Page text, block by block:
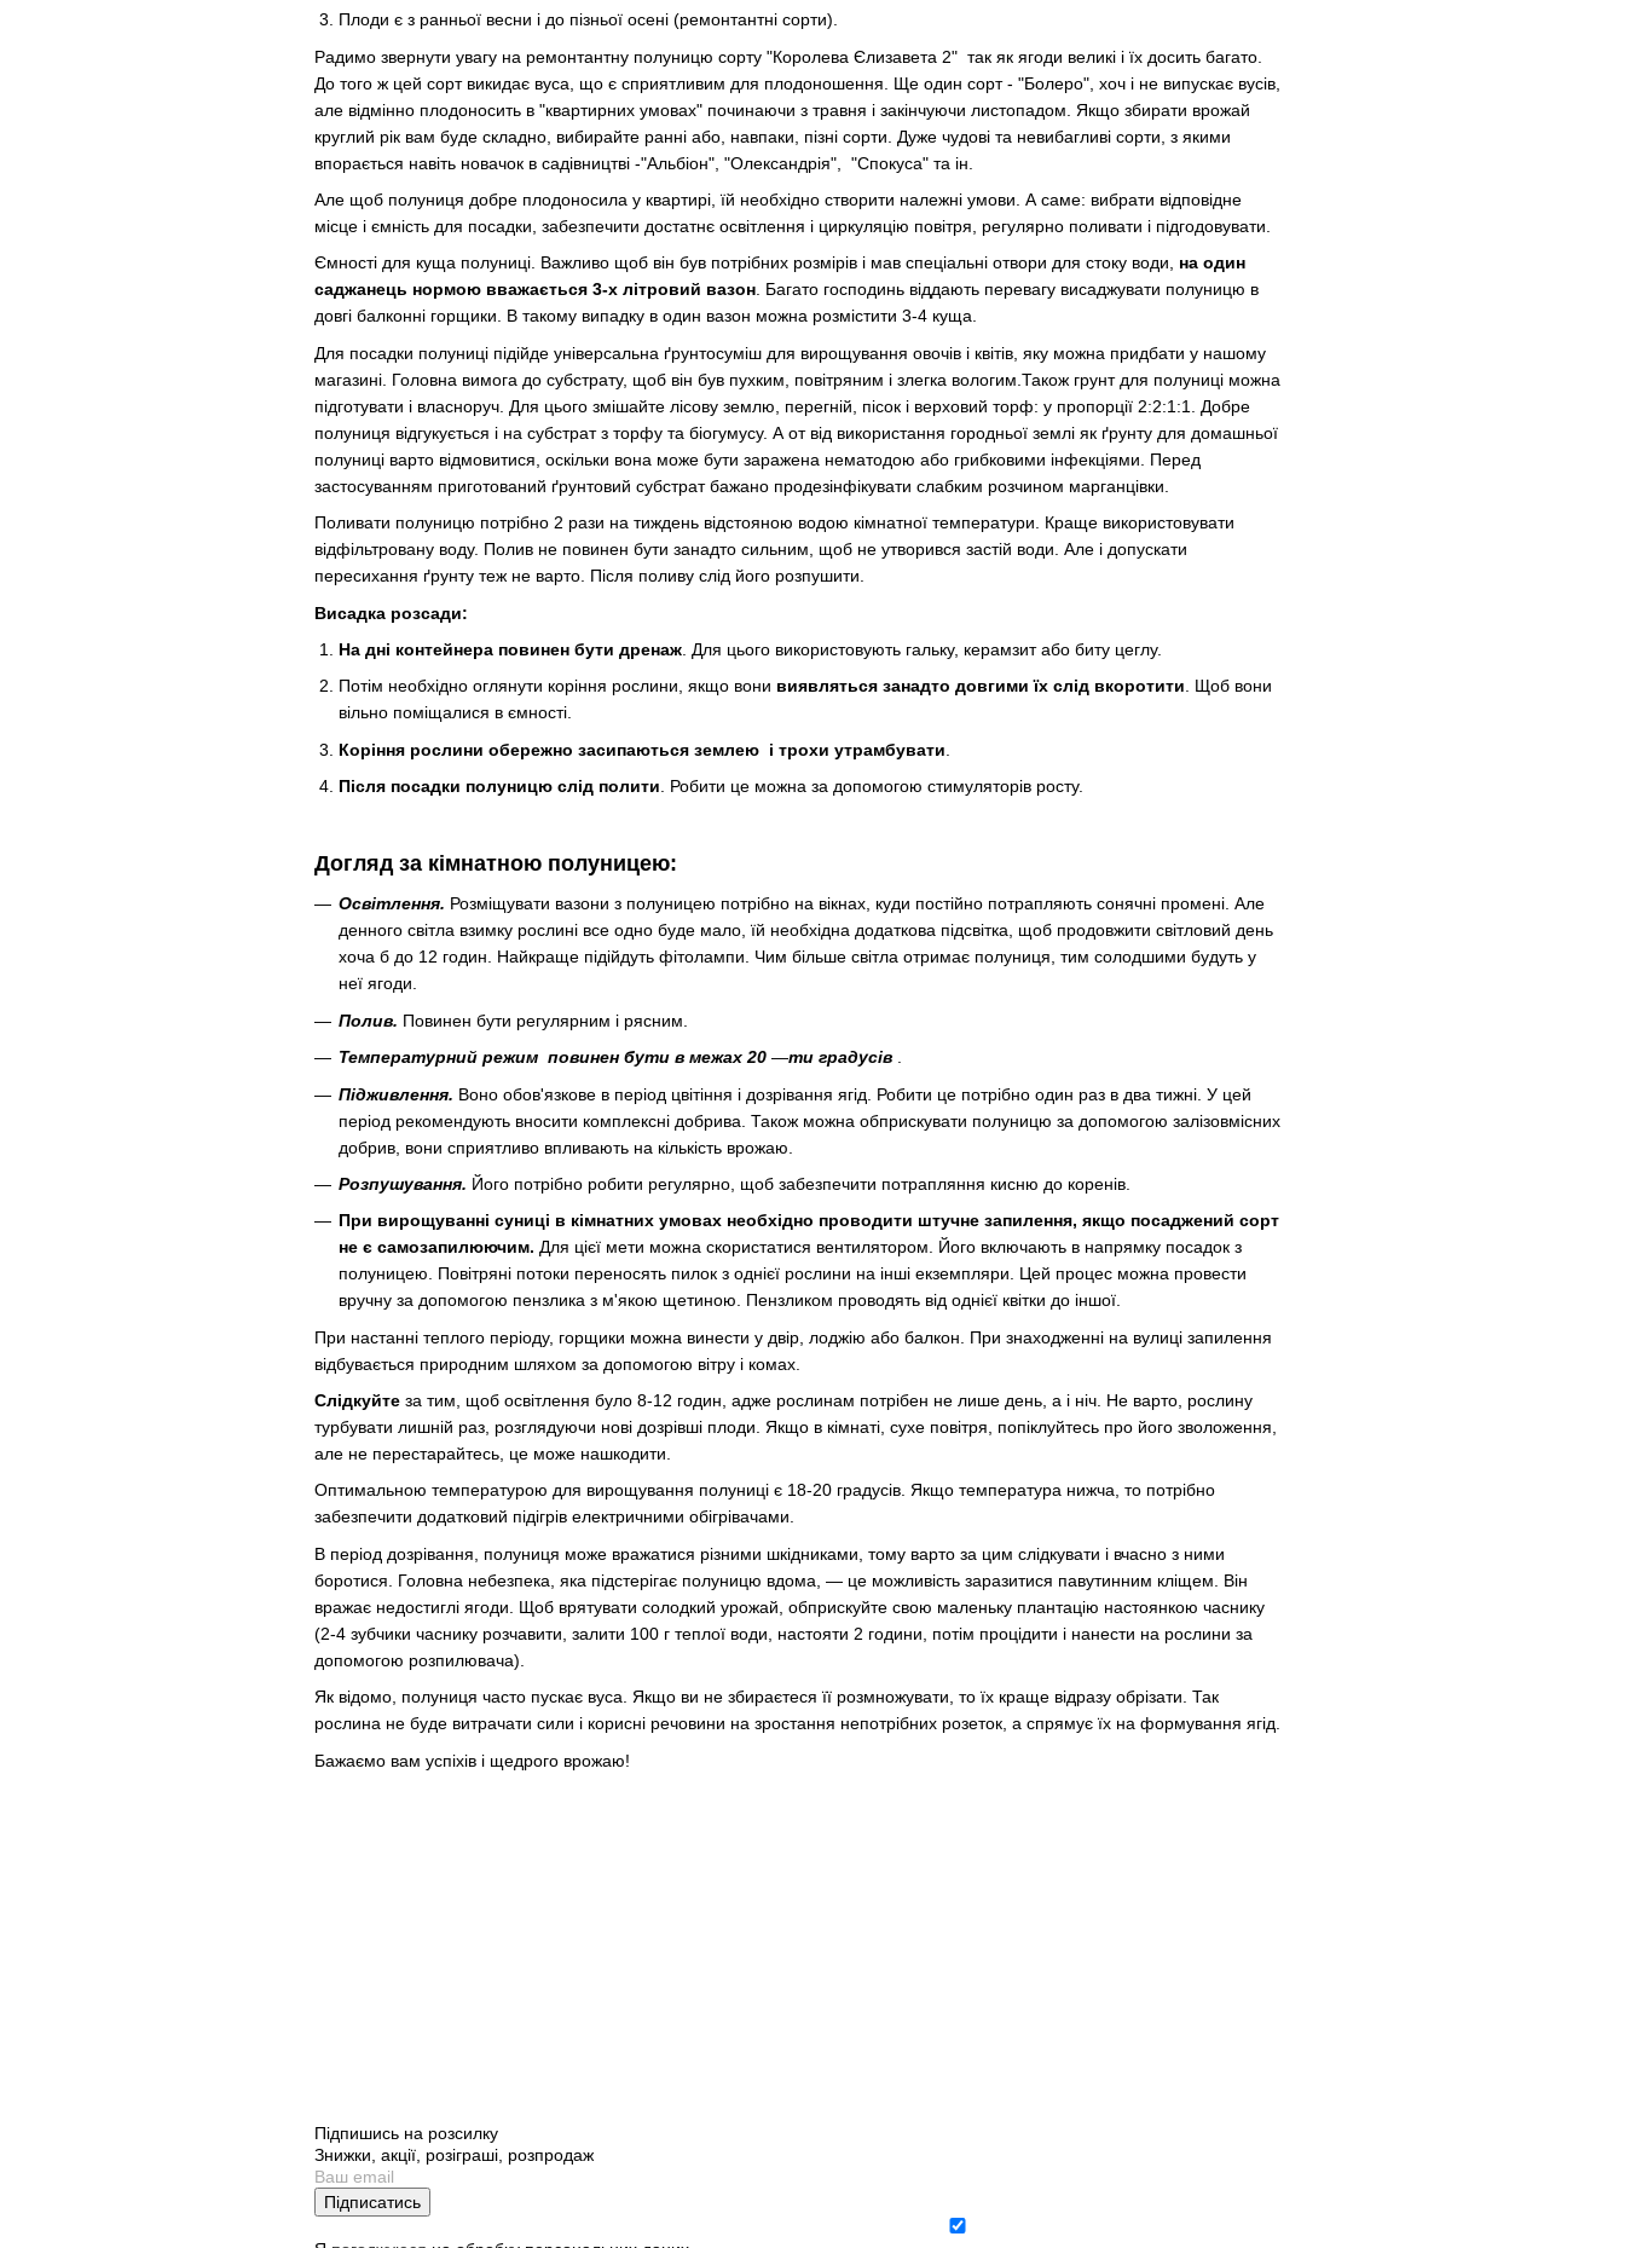
Плоди є з ранньої весни і до пізньої осені (ремонтантні сорти).
Радимо звернути увагу на ремонтантну полуницю сорту "Королева Єлизавета 2" так як ягоди великі і їх досить багато.
До того ж цей сорт викидає вуса, що є сприятливим для плодоношення. Ще один сорт - "Болеро", хоч і не випускає вусів,
але відмінно плодоносить в "квартирних умовах" починаючи з травня і закінчуючи листопадом. Якщо збирати врожай
круглий рік вам буде складно, вибирайте ранні або, навпаки, пізні сорти. Дуже чудові та невибагливі сорти, з якими
впорається навіть новачок в садівництві -"Альбіон", "Олександрія", "Спокуса" та ін.
Але щоб полуниця добре плодоносила у квартирі, їй необхідно створити належні умови. А саме: вибрати відповідне
місце і ємність для посадки, забезпечити достатнє освітлення і циркуляцію повітря, регулярно поливати і підгодовувати.
Ємності для куща полуниці. Важливо щоб він був потрібних розмірів і мав спеціальні отвори для стоку води, на один
саджанець нормою вважається 3-х літровий вазон. Багато господинь віддають перевагу висаджувати полуницю в
довгі балконні горщики. В такому випадку в один вазон можна розмістити 3-4 куща.
Для посадки полуниці підійде універсальна ґрунтосуміш для вирощування овочів і квітів, яку можна придбати у нашому
магазині. Головна вимога до субстрату, щоб він був пухким, повітряним і злегка вологим.Також грунт для полуниці можна
підготувати і власноруч. Для цього змішайте лісову землю, перегній, пісок і верховий торф: у пропорції 2:2:1:1. Добре
полуниця відгукується і на субстрат з торфу та біогумусу. А от від використання городньої землі як ґрунту для домашньої
полуниці варто відмовитися, оскільки вона може бути заражена нематодою або грибковими інфекціями. Перед
застосуванням приготований ґрунтовий субстрат бажано продезінфікувати слабким розчином марганцівки.
Поливати полуницю потрібно 2 рази на тиждень відстояною водою кімнатної температури. Краще використовувати
відфільтровану воду. Полив не повинен бути занадто сильним, щоб не утворився застій води. Але і допускати
пересихання ґрунту теж не варто. Після поливу слід його розпушити.
Висадка розсади:
На дні контейнера повинен бути дренаж . Для цього використовують гальку, керамзит або биту цеглу.
Потім необхідно оглянути коріння рослини, якщо вони виявляться занадто довгими їх слід вкоротити. Щоб вони
вільно поміщалися в ємності.
Коріння рослини обережно засипаються землею і трохи утрамбувати
Після посадки полуницю слід полити . Робити це можна за допомогою стимуляторів росту.
Догляд за кімнатною полуницею:
Освітлення. Розміщувати вазони з полуницею потрібно на вікнах, куди постійно потрапляють сонячні промені. Але
денного світла взимку рослині все одно буде мало, їй необхідна додаткова підсвітка, щоб продовжити світловий день
хоча б до 12 годин. Найкраще підійдуть фітолампи. Чим більше світла отримає полуниця, тим солодшими будуть у
неї ягоди.
Полив. Повинен бути регулярним і рясним.
Температурний режим повинен бути в межах 20 —ти градусів
Підживлення. Воно обов'язкове в період цвітіння і дозрівання ягід. Робити це потрібно один раз в два тижні. У цей
період рекомендують вносити комплексні добрива. Також можна обприскувати полуницю за допомогою залізовмісних
добрив, вони сприятливо впливають на кількість врожаю.
Розпушування. Його потрібно робити регулярно, щоб забезпечити потрапляння кисню до коренів.
При вирощуванні суниці в кімнатних умовах необхідно проводити штучне запилення, якщо посаджений сорт
не є самозапилюючим. Для цієї мети можна скористатися вентилятором. Його включають в напрямку посадок з
полуницею. Повітряні потоки переносять пилок з однієї рослини на інші екземпляри. Цей процес можна провести
вручну за допомогою пензлика з м'якою щетиною. Пензликом проводять від однієї квітки до іншої.
При настанні теплого періоду, горщики можна винести у двір, лоджію або балкон. При знаходженні на вулиці запилення
відбувається природним шляхом за допомогою вітру і комах.
Слідкуйте за тим, щоб освітлення було 8-12 годин, адже рослинам потрібен не лише день, а і ніч. Не варто, рослину
турбувати лишній раз, розглядуючи нові дозрівші плоди. Якщо в кімнаті, сухе повітря, попіклуйтесь про його зволоження,
але не перестарайтесь, це може нашкодити.
Оптимальною температурою для вирощування полуниці є 18-20 градусів. Якщо температура нижча, то потрібно
забезпечити додатковий підігрів електричними обігрівачами.
В період дозрівання, полуниця може вражатися різними шкідниками, тому варто за цим слідкувати і вчасно з ними
боротися. Головна небезпека, яка підстерігає полуницю вдома, — це можливість заразитися павутинним кліщем. Він
вражає недостиглі ягоди. Щоб врятувати солодкий урожай, обприскуйте свою маленьку плантацію настоянкою часнику
(2-4 зубчики часнику розчавити, залити 100 г теплої води, настояти 2 години, потім процідити і нанести на рослини за
допомогою розпилювача).
Як відомо, полуниця часто пускає вуса. Якщо ви не збираєтеся її розмножувати, то їх краще відразу обрізати. Так
рослина не буде витрачати сили і корисні речовини на зростання непотрібних розеток, а спрямує їх на формування ягід.
Бажаємо вам успіхів і щедрого врожаю!
Підпишись на розсилку
Знижки, акції, розіграші, розпродаж
Підписатись